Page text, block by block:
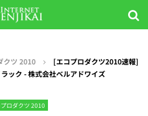
クツ 2010
[エコプロダクツ2010速報]
ック - 株式会社ベルアドワイズ
ロダクツ 2010